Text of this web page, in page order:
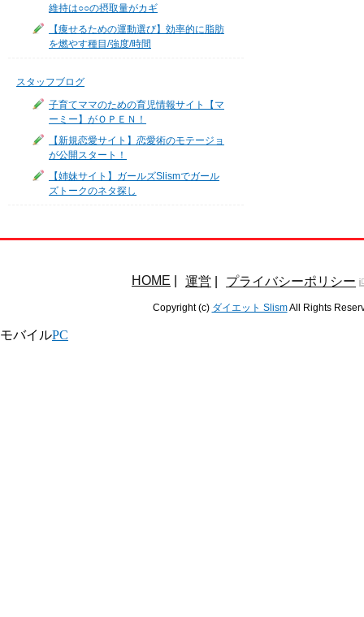
維持は○○の摂取量がカギ
【痩せるための運動選び】効率的に脂肪
を燃やす種目/強度/時間
スタッフブログ
子育てママのための育児情報サイト【マ
ーミー】がＯＰＥＮ！
【新規恋愛サイト】恋愛術のモテージョ
が公開スタート！
【姉妹サイト】ガールズSlismでガール
ズトークのネタ探し
HOME 運営 プライバシーポリシー
Copyright (c) ダイエット SlismAll Rights
モバイルPC